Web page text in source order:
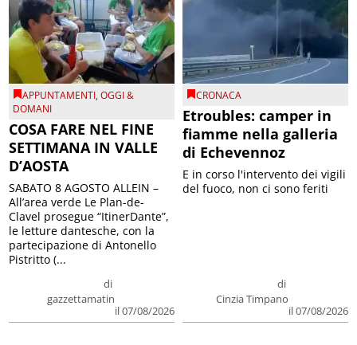
APPUNTAMENTI,OGGI &
DOMANI
COSA FARE NEL FINE
SETTIMANA IN VALLE
D’AOSTA
di
gazzettamatin
il 07/08/2026
SABATO 8 AGOSTO ALLEIN –
All’area verde Le Plan-de-
Clavel prosegue “ItinerDante”,
le letture dantesche, con la
partecipazione di Antonello
Pistritto (...
CRONACA
Etroubles: camper in
fiamme nella galleria
di Echevennoz
di
Cinzia Timpano
il 07/08/2026
E in corso l'intervento dei vigili
del fuoco, non ci sono feriti